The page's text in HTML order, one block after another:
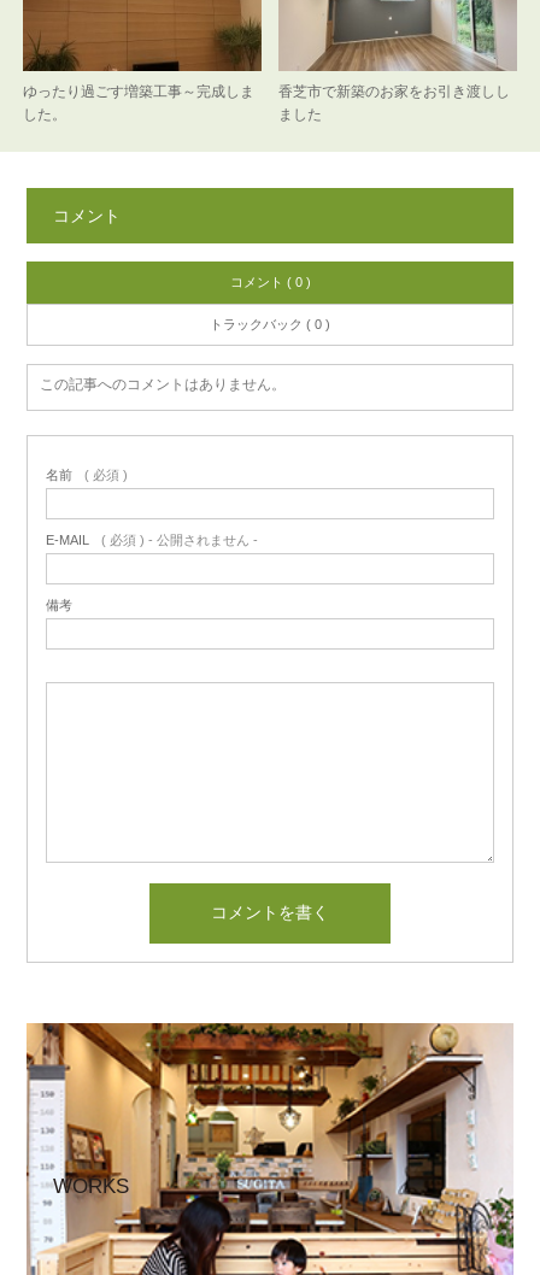
ゆったり過ごす増築工事～完成しま
した。
香芝市で新築のお家をお引き渡しし
ました
コメント
コメント ( 0 )
トラックバック ( 0 )
この記事へのコメントはありません。
名前 ( 必須 )
E-MAIL ( 必須 ) - 公開されません -
備考
WORKS